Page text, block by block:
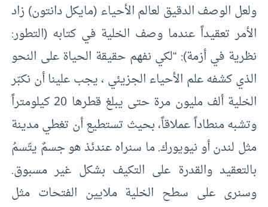
ولعل الوصف الدقيق لعالم الأحياء (مايكل دانتون) زاد
الأمر تعقيداً عندما وصف الخلية في كتابه (التطور:
نظرية في أزمة): “لكي نفهم حقيقة الحياة على النحو
الذي كشفه علم الأحياء الجزيئي ، يجب علينا أن نكبّر
الخلية ألف مليون مرة حتى يبلغ قطرها 20 كيلومتراً
وتشبه منطاداً عملاقاً، بحيث تستطيع أن تغطي مدينة
مثل لندن أو نيويورك. ما سنراه عندئذ هو جسمٌ يتّسمُ
بالتعقيد والقدرة على التكيف بشكل غير مسبوق.
وسنرى على سطح الخلية ملايين الفتحات مثل